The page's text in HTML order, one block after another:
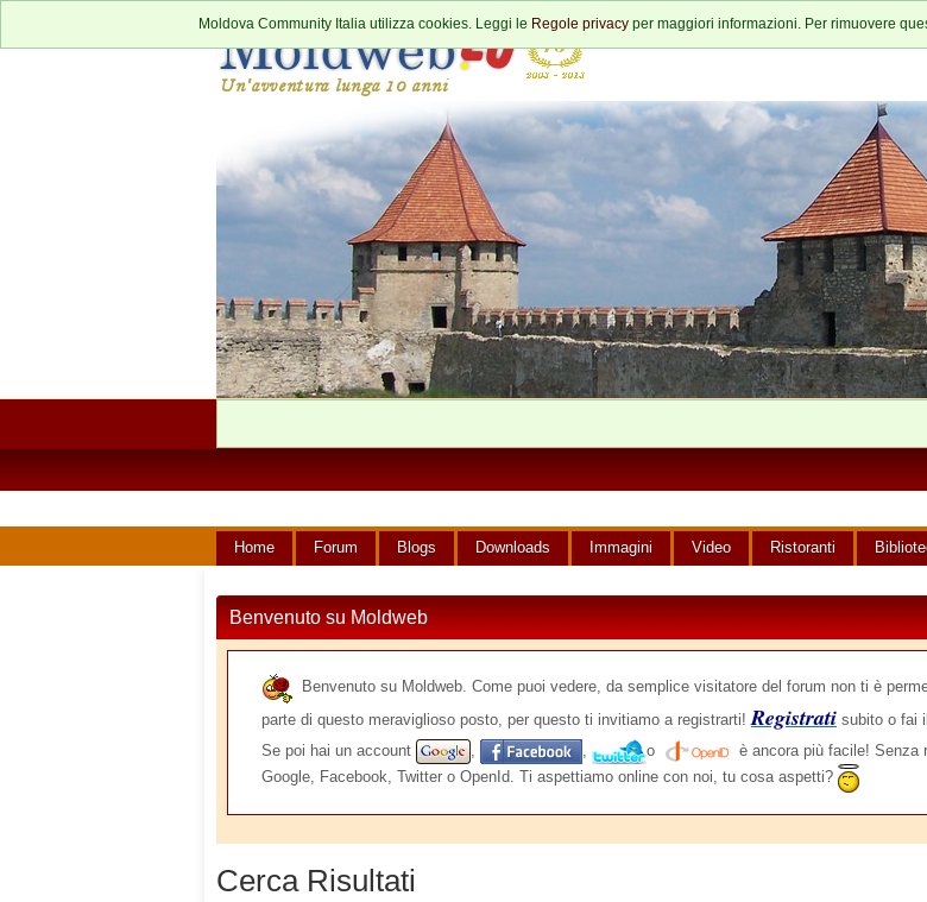
Moldova Community Italia utilizza cookies. Leggi le Regole privacy per maggiori informazioni. Per rimuovere
Home Forum Blogs Downloads Immagini Video Ristoranti
Benvenuto su Moldweb
Benvenuto su Moldweb. Come puoi vedere, da semplice visitatore del forum non ti è
parte di questo meraviglioso posto, per questo ti invitiamo a registrarti!Registrati subito o fai il
Se poi hai un account
, , o è ancora più facile! Senza
Google, Facebook, Twitter o OpenId. Ti aspettiamo online con noi, tu cosa aspetti?
Cerca Risultati